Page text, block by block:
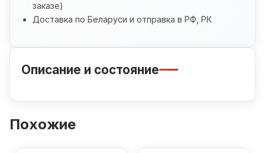
заказе)
Доставка по Беларуси и отправка в РФ, РК
Описание и состояние
Похожие